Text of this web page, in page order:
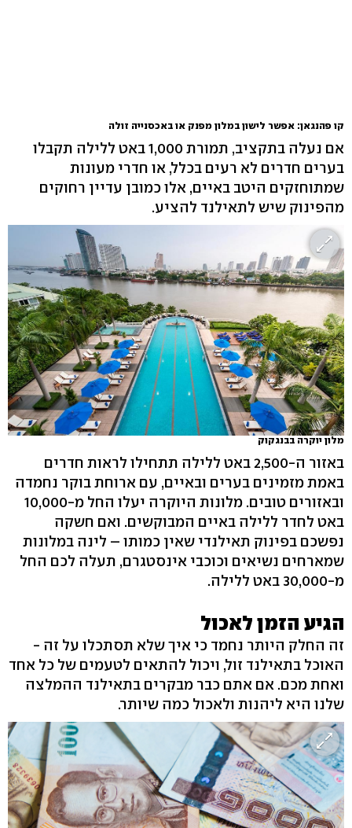
קו פהנגאן: אפשר לישון במלון מפנק או באכסנייה זולה
אם נעלה בתקציב, תמורת 1,000 באט ללילה תקבלו
בערים חדרים לא רעים בכלל, או חדרי מעונות
שמתוחזקים היטב באיים, אלו כמובן עדיין רחוקים
מהפינוק שיש לתאילנד להציע.
מלון יוקרה בבנגקוק
באזור ה-2,500 באט ללילה תתחילו לראות חדרים
באמת מזמינים בערים ובאיים, עם ארוחת בוקר נחמדה
ובאזורים טובים. מלונות היוקרה יעלו החל מ-10,000
באט לחדר ללילה באיים המבוקשים. ואם חשקה
נפשכם בפינוק תאילנדי שאין כמותו – לינה במלונות
שמארחים נשיאים וכוכבי אינסטגרם, תעלה לכם החל
מ-30,000 באט ללילה.
הגיע הזמן לאכול
זה החלק היותר נחמד כי איך שלא תסתכלו על זה -
האוכל בתאילנד זול, ויכול להתאים לטעמים של כל אחד
ואחת מכם. אם אתם כבר מבקרים בתאילנד ההמלצה
שלנו היא ליהנות ולאכול כמה שיותר.